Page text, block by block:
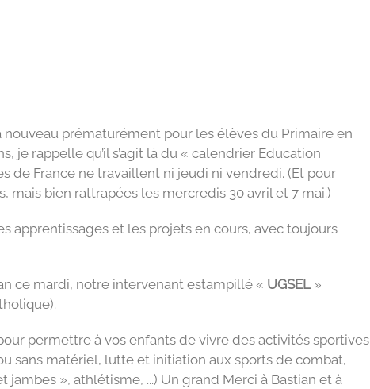
nouveau prématurément pour les élèves du Primaire en
je rappelle qu’il s’agit là du « calendrier Education
de France ne travaillent ni jeudi ni vendredi. (Et pour
mais bien rattrapées les mercredis 30 avril et 7 mai.)
apprentissages et les projets en cours, avec toujours
ce mardi, notre intervenant estampillé « UGSEL»
permettre à vos enfants de vivre des activités sportives
sans matériel, lutte et initiation aux sports de combat,
», athlétisme, ...) Un grand Merci à Bastian et à